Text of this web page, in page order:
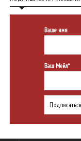
Ваше имя
Ваш Мейл*